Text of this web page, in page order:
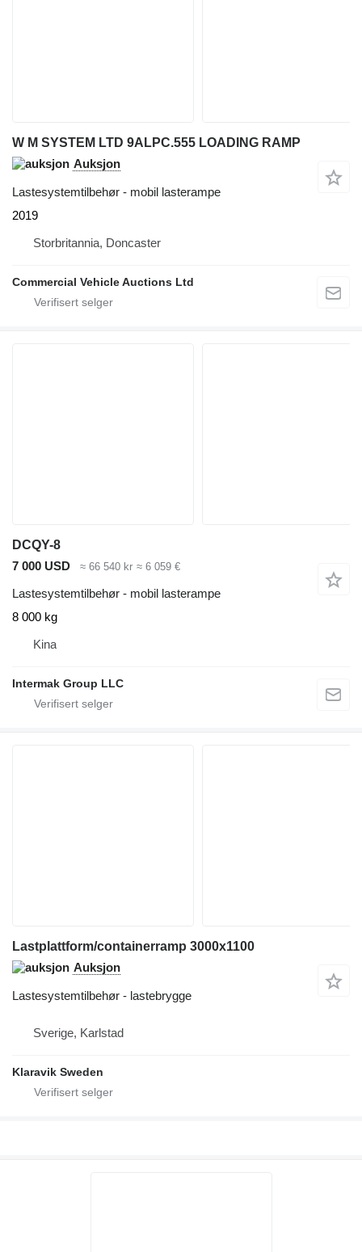
W M SYSTEM LTD 9ALPC.555 LOADING RAMP
Auksjon
Lastesystemtilbehør - mobil lasterampe
2019
Storbritannia, Doncaster
Commercial Vehicle Auctions Ltd
DCQY-8
7 000 USD
≈ 66 540 kr ≈ 6 059 €
Lastesystemtilbehør - mobil lasterampe
8 000 kg
Kina
Intermak Group LLC
Lastplattform/containerramp 3000x1100
Auksjon
Lastesystemtilbehør - lastebrygge
Sverige, Karlstad
Klaravik Sweden